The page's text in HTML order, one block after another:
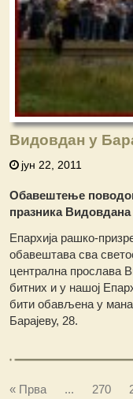
Видовдан у
јун 22, 2011
Обавештење
празника Видовдана
Епархија рашко-
обавештава сва
централна прослава
битних и у нашој
бити обављена у
Барајеву, 28.
« Прва ... 270